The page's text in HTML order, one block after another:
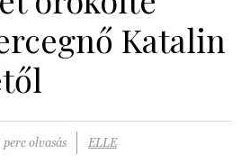
Katalin
perc olvasás ELLE